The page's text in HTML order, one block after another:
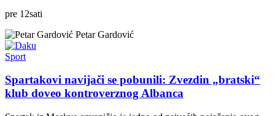
pre 12sati
Petar Gardović
Sport
Spartakovi navijači se pobunili: Zvezdin „bratski“
klub doveo kontroverznog Albanca